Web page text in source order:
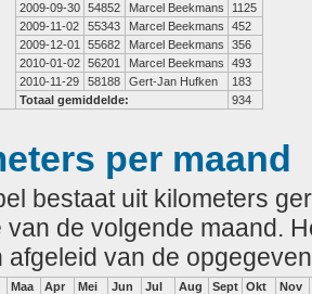
2009-09-30 54852 Marcel Beekmans
1125
2009-11-02
55343 Marcel Beekmans
452
2009-12-01
55682 Marcel Beekmans
356
2010-01-02 56201 Marcel Beekmans
493
2010-11-29
58188 Gert-Jan Hufken
183
Totaal gemiddelde:
934
per maand
bestaat uit kilometers
van de volgende maand.
afgeleid van de
Maa Apr Mei Jun Jul Aug Sept Okt
Nov